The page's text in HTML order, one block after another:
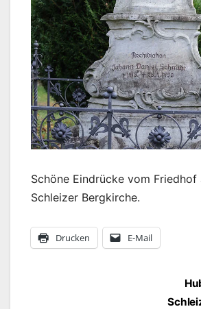
Schöne Eindrücke vom Friedhof
Schleizer Bergkirche.
Drucken E-Mail